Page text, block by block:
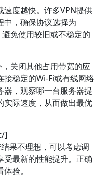
度越快。许多VPN提供
中，确保协议选择为
免使用较旧或不稳定的
关闭其他占用带宽的应
稳定的Wi-Fi或有线网络
，观察哪一台服务器提
实际速度，从而做出最优
]
果不理想，可以考虑调
最新的性能提升。正确
验。